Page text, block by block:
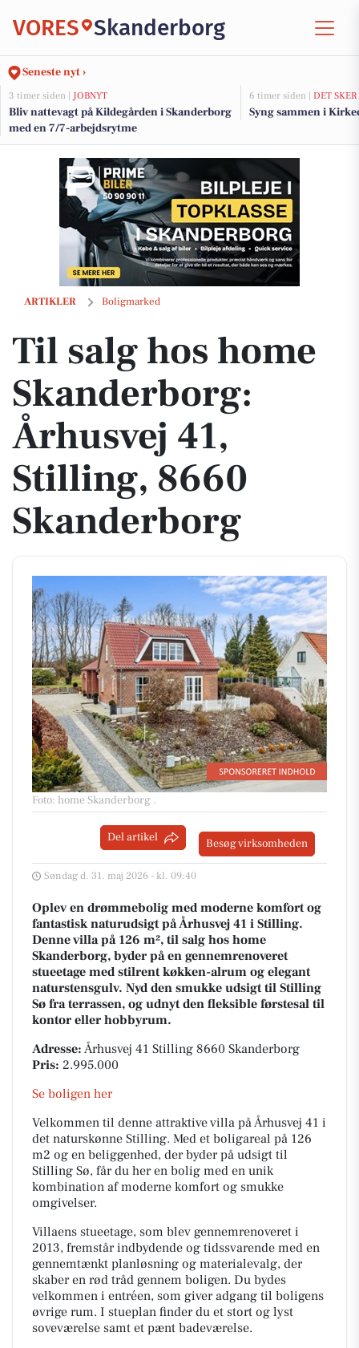
VORES Skanderborg
Seneste nyt ›
3 timer siden | JOBNYT
Bliv nattevagt på Kildegården i Skanderborg
med en 7/7-arbejdsrytme
6 timer siden | DET SKER
Syng sammen i
ARTIKLER Boligmarked
Til salg hos home Skanderborg: Århusvej 41, Stilling, 8660
Til salg hos home
Skanderborg:
Århusvej 41,
Stilling, 8660
Skanderborg
Foto: home Skanderborg .
Del artikel Besøg virksomheden
Søndag d. 31. maj 2026 - kl. 09:40
Oplev en drømmebolig med moderne komfort og
fantastisk naturudsigt på Århusvej 41 i Stilling.
Denne villa på 126 m², til salg hos home
Skanderborg, byder på en gennemrenoveret
stueetage med stilrent køkken-alrum og elegant
naturstensgulv. Nyd den smukke udsigt til Stilling
Sø fra terrassen, og udnyt den fleksible førstesal til
kontor eller hobbyrum.
Adresse: Århusvej 41 Stilling 8660 Skanderborg
Pris: 2.995.000
Se boligen her
Velkommen til denne attraktive villa på Århusvej 41 i
det naturskønne Stilling. Med et boligareal på 126
m2 og en beliggenhed, der byder på udsigt til
Stilling Sø, får du her en bolig med en unik
kombination af moderne komfort og smukke
omgivelser.
Villaens stueetage, som blev gennemrenoveret i
2013, fremstår indbydende og tidssvarende med en
gennemtænkt planløsning og materialevalg, der
skaber en rød tråd gennem boligen. Du bydes
velkommen i entréen, som giver adgang til boligens
øvrige rum. I stueplan finder du et stort og lyst
soveværelse samt et pænt badeværelse.